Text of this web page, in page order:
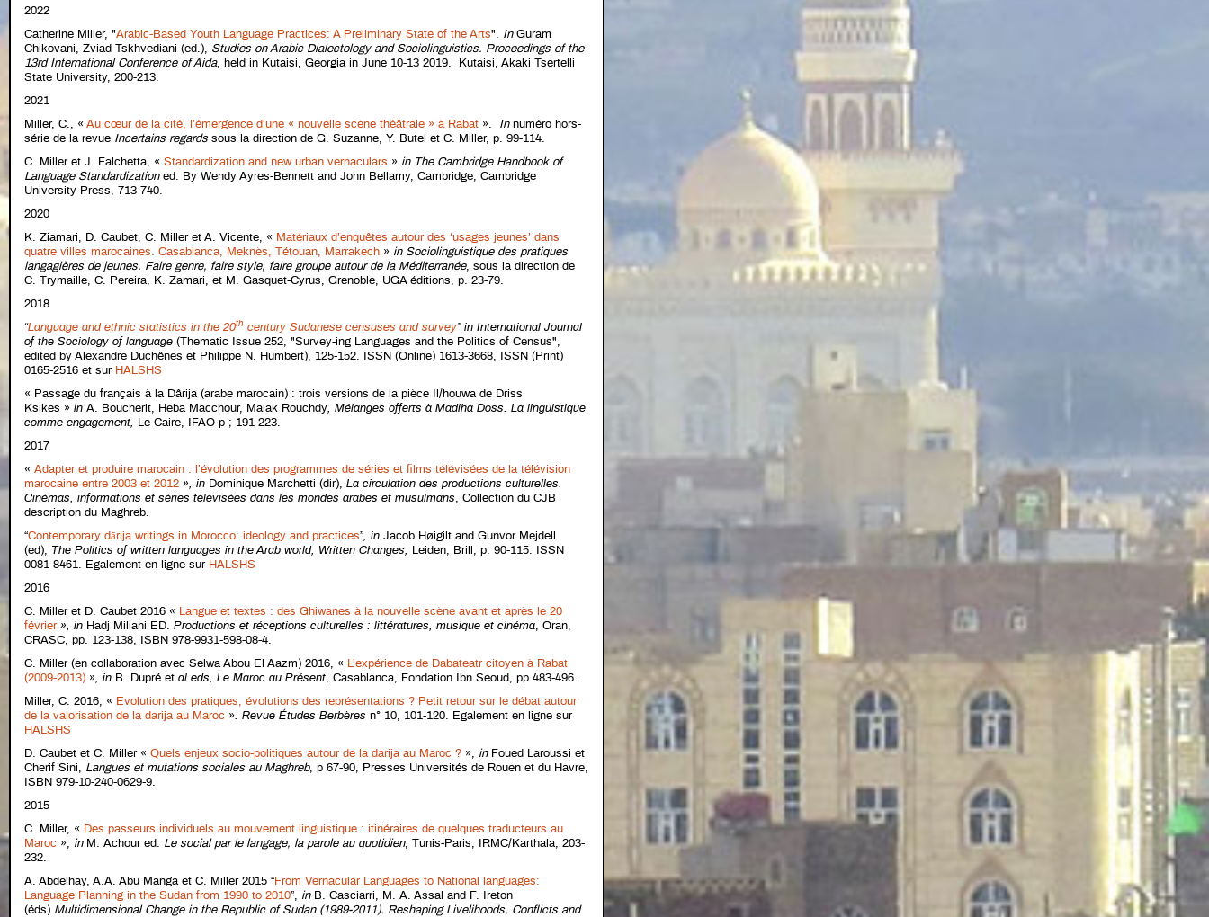
2022
Catherine Miller, "Arabic-Based Youth Language Practices: A Preliminary State of the Arts". In Guram
Chikovani, Zviad Tskhvediani (ed.), Studies on Arabic Dialectology and Sociolinguistics. Proceedings of the
13rd International Conference of Aida, held in Kutaisi, Georgia in June 10-13 2019. Kutaisi, Akaki Tsertelli
State University, 200-213.
2021
Miller, C., « Au cœur de la cité, l’émergence d’une « nouvelle scène théâtrale » à Rabat ». Innuméro hors-
série de la revue Incertains regardssous la direction de G. Suzanne, Y. Butel et C. Miller, p. 99-114.
C. Miller et J. Falchetta, « Standardization and new urban vernaculars » in The Cambridge Handbook of
Language Standardizationed. By Wendy Ayres-Bennett and John Bellamy, Cambridge, Cambridge
University Press, 713-740.
2020
K. Ziamari, D. Caubet, C. Miller et A. Vicente, « Matériaux d’enquêtes autour des ‘usages jeunes’ dans
quatre villes marocaines. Casablanca, Meknès, Tétouan, Marrakech » in Sociolinguistique des pratiques
langagières de jeunes. Faire genre, faire style, faire groupe autour de la Méditerranée, sous la direction de
C. Trymaille, C. Pereira, K. Zamari, et M. Gasquet-Cyrus, Grenoble, UGA éditions, p. 23-79.
2018
“Language and ethnic statistics in the 20th century Sudanese censuses and survey” in International Journal
of the Sociology of language (Thematic Issue 252, "Survey-ing Languages and the Politics of Census",
edited by Alexandre Duchênes et Philippe N. Humbert), 125-152. ISSN (Online) 1613-3668, ISSN (Print)
0165-2516 et sur HALSHS
« Passage du français à la Dârija (arabe marocain) : trois versions de la pièce Il/houwa de Driss
Ksikes » in A. Boucherit, Heba Macchour, Malak Rouchdy, Mélanges offerts à Madiha Doss. La linguistique
comme engagement,
Le Caire, IFAO p ; 191-223.
2017
« Adapter et produire marocain : l’évolution des programmes de séries et films télévisées de la télévision
marocaine entre 2003 et 2012 », in Dominique Marchetti (dir), La circulation des productions culturelles.
Cinémas, informations et séries télévisées dans les mondes arabes et musulmans, Collection du CJB
description du Maghreb.
“Contemporary dārija writings in Morocco: ideology and practices”, in Jacob Høigilt and Gunvor Mejdell
(ed), The Politics of written languages in the Arab world, Written Changes,
Leiden, Brill, p. 90-115. ISSN
0081-8461. Egalement en ligne sur HALSHS
2016
C. Miller et D. Caubet 2016 « Langue et textes : des Ghiwanes à la nouvelle scène avant et après le 20
février », in Hadj Miliani ED. Productions et réceptions culturelles : littératures, musique et cinéma, Oran,
CRASC, pp. 123-138, ISBN 978-9931-598-08-4.
C. Miller (en collaboration avec Selwa Abou El Aazm) 2016, « L’expérience de Dabateatr citoyen à Rabat
(2009-2013) », in B. Dupré et al eds, Le Maroc au Présent, Casablanca, Fondation Ibn Seoud, pp 483-496.
Miller, C. 2016, « Evolution des pratiques, évolutions des représentations ? Petit retour sur le débat autour
de la valorisation de la darija au Maroc ». Revue Études Berbères n° 10, 101-120. Egalement en ligne sur
HALSHS
D. Caubet et C. Miller « Quels enjeux socio-politiques autour de la darija au Maroc ? », inFoued Laroussi et
Cherif Sini, Langues et mutations sociales au Maghreb, p 67-90, Presses Universités de Rouen et du Havre,
ISBN 979-10-240-0629-9.
2015
C. Miller, « Des passeurs individuels au mouvement linguistique : itinéraires de quelques traducteurs au
Maroc », inM. Achour ed. Le social par le langage, la parole au quotidien, Tunis-Paris, IRMC/Karthala, 203-
232.
A. Abdelhay, A.A. Abu Manga et C. Miller 2015 “From Vernacular Languages to National languages:
Language Planning in the Sudan from 1990 to 2010”, inB. Casciarri, M. A. Assal and F. Ireton
(éds) Multidimensional Change in the Republic of Sudan (1989-2011). Reshaping Livelihoods, Conflicts and